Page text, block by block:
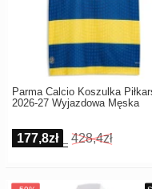
Parma Calcio Koszulka
2026-27 Wyjazdowa Męska
177,8zł 428,4zł